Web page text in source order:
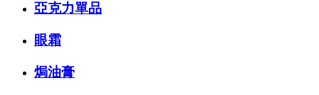
亞克力單品
眼霜
焗油膏